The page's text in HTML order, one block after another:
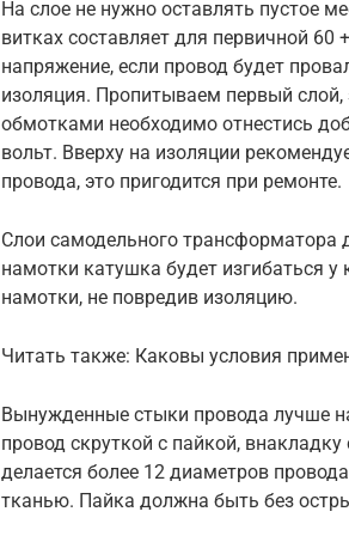
На слое не нужно оставлять пустое
витках составляет для первичной
напряжение, если провод будет
изоляция. Пропитываем первый
обмотками необходимо отнестись
вольт. Вверху на изоляции
провода, это пригодится при ремонте.
Слои самодельного
намотки катушка будет изгибаться
намотки, не повредив изоляцию.
Читать также: Каковы условия
Вынужденные стыки провода лучше
провод скруткой с пайкой,
делается более 12 диаметров
тканью. Пайка должна быть без